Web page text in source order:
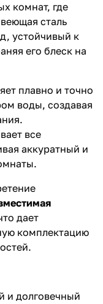
комнат, где
сталь
устойчивый к
его блеск на
плавно и точно
воды, создавая
все
аккуратный и
дает
комплектацию
и долговечный